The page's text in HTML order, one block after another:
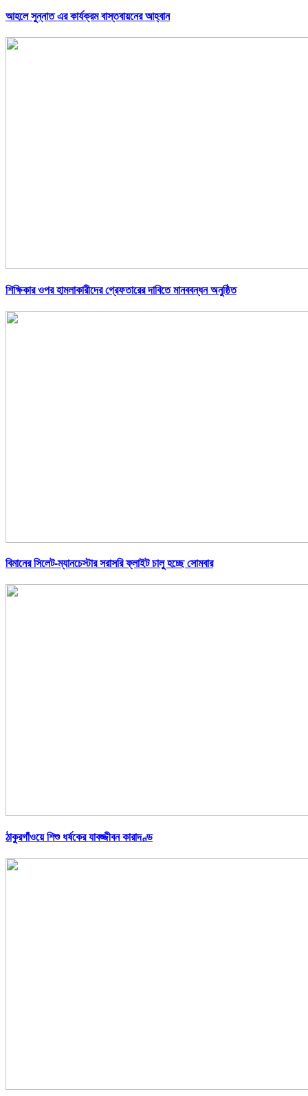
আহলে সুন্নাত এর কার্যক্রম বাস্তবায়নের আহ্বান
শিক্ষিকার ওপর হামলাকারীদের গ্রেফতারের দাবিতে মানববন্ধন অনুষ্ঠিত
বিমানের সিলেট-ম্যানচেস্টার সরাসরি ফ্লাইট চালু হচ্ছে সোমবার
ঠাকুরগাঁওয়ে শিশু ধর্ষকের যাবজ্জীবন কারাদণ্ড